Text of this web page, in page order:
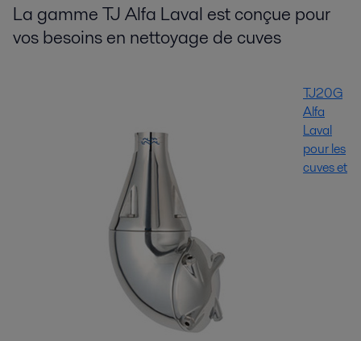
La gamme TJ Alfa Laval est conçue pour
vos besoins en nettoyage de cuves
TJ20G
Alfa
Laval
pour les
cuves et